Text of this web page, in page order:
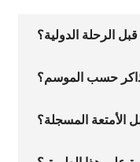
الرحلة الدولية؟
حسب الموسم؟
الأمتعة المسجلة؟